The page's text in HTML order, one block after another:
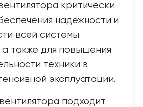
критически
надежности и
всей системы
а также для повышения
техники в
эксплуатации.
подходит